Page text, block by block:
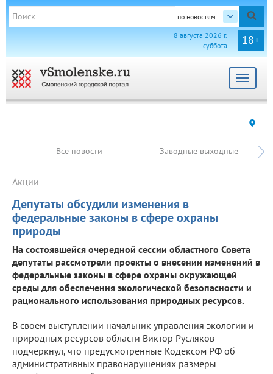
по новостям
18+
8 августа 2026 г.
суббота
Toggle
Все новости Заводные выходные
Депутаты обсудили изменения в
федеральные законы в сфере охраны
природы
Акции
На состоявшейся очередной сессии областного Совета
депутаты рассмотрели проекты о внесении изменений в
федеральные законы в сфере охраны окружающей
среды для обеспечения экологической безопасности и
рационального использования природных ресурсов.
В своем выступлении начальник управления экологии и
природных ресурсов области Виктор Русляков
подчеркнул, что предусмотренные Кодексом РФ об
административных правонарушениях размеры